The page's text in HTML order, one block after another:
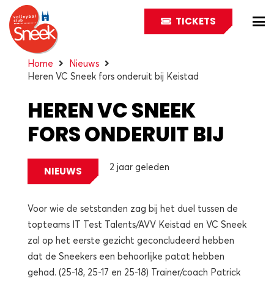
TICKETS
Home
Nieuws
Heren VC Sneek fors onderuit bij Keistad
HEREN VC SNEEK
FORS ONDERUIT BIJ
KEISTAD
NIEUWS 2 jaar geleden
Voor wie de setstanden zag bij het duel tussen de
topteams IT Test Talents/AVV Keistad en VC Sneek
zal op het eerste gezicht geconcludeerd hebben
dat de Sneekers een behoorlijke patat hebben
gehad. (25-18, 25-17 en 25-18) Trainer/coach Patrick